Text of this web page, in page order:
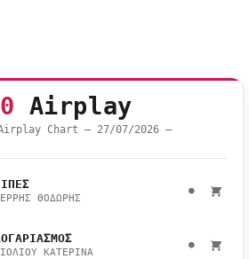
Airplay
Chart — 27/07/2026 –
ΘΟΔΩΡΗΣ
●
ΚΑΤΕΡΙΝΑ
●